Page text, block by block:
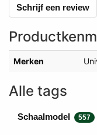
Schrijf een review
Merken
Alle tags
Schaalmodel 557